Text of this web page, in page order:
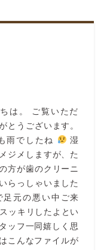
は。 ご覧いただ
とうございます。
雨でしたね
湿
ジメしますが、た
方が歯のクリーニ
らっしゃいました
足元の悪い中ご来
ッキリしたよとい
ッフ一同嬉しく思
こんなファイルが